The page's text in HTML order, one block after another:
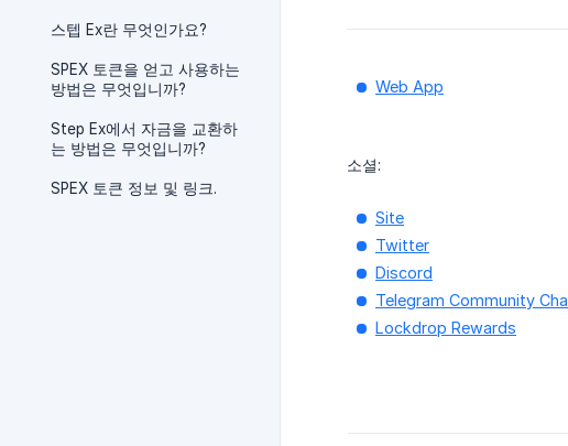
스텝 Ex란 무엇인가요?
SPEX 토큰을 얻고 사용하는
방법은 무엇입니까?
Step Ex에서 자금을 교환하
는 방법은 무엇입니까?
SPEX 토큰 정보 및 링크.
Web App
소셜:
Site
Twitter
Discord
Telegram Community
Lockdrop Rewards